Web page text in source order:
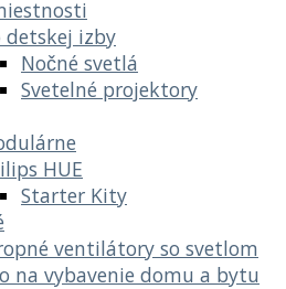
detskej izby
Nočné svetlá
Svetelné projektory
HUE
Starter Kity
ventilátory so svetlom
na vybavenie domu a bytu